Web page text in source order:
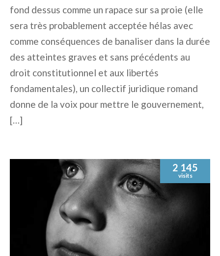
fond dessus comme un rapace sur sa proie (elle
sera très probablement acceptée hélas avec
comme conséquences de banaliser dans la durée
des atteintes graves et sans précédents au
droit constitutionnel et aux libertés
fondamentales), un collectif juridique romand
donne de la voix pour mettre le gouvernement,
[…]
2 145
visits